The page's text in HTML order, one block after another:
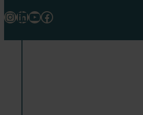
Instagram
LinkedIn
Youtube
Facebook